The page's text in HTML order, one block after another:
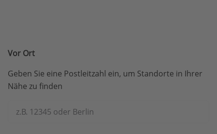
Vor Ort
Geben Sie eine Postleitzahl ein, um Standorte in Ihrer
Nähe zu finden
z.B. 12345 oder Berlin